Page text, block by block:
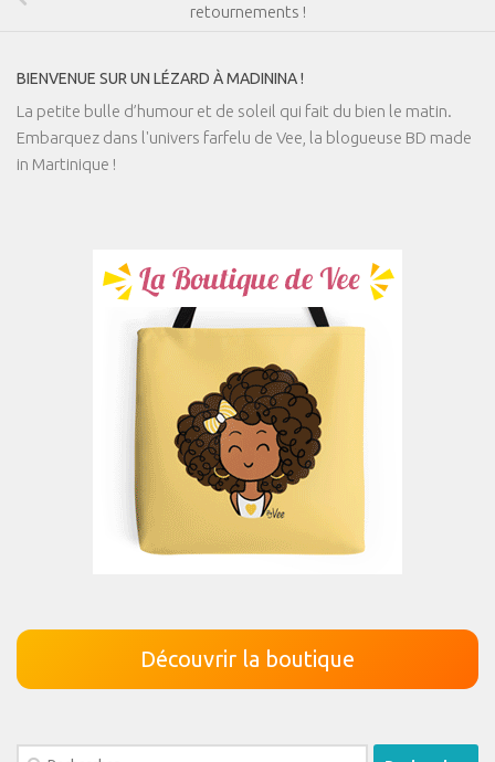
retournements !
BIENVENUE SUR UN LÉZARD À MADININA !
La petite bulle d’humour et de soleil qui fait du bien le matin.
Embarquez dans l'univers farfelu de Vee, la blogueuse BD made
in Martinique !
Découvrir la boutique
Rechercher :